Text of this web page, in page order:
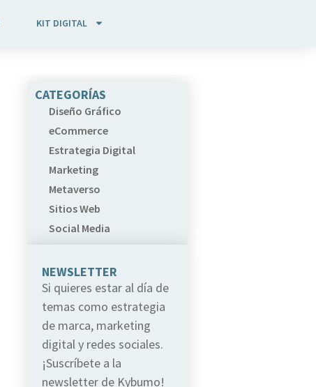
KIT DIGITAL
CATEGORÍAS
Diseño Gráfico
eCommerce
Estrategia Digital
Marketing
Metaverso
Sitios Web
Social Media
NEWSLETTER
Si quieres estar al día de
temas como estrategia
de marca, marketing
digital y redes sociales.
¡Suscríbete a la
newsletter de Kybumo!